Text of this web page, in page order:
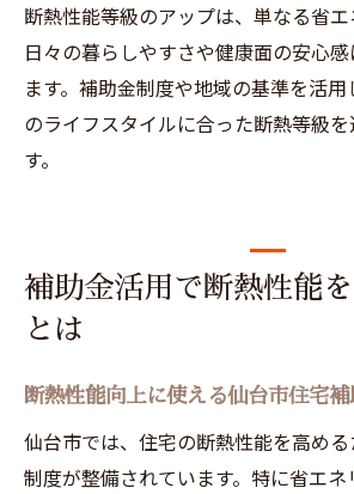
断熱性能等級のアップは、単なる省エ
日々の暮らしやすさや健康面の安心
ます。補助金制度や地域の基準を活
のライフスタイルに合った断熱等級
す。
補助金活用で断熱性能
とは
断熱性能向上に使える仙台市住宅
仙台市では、住宅の断熱性能を高め
制度が整備されています。特に省エ